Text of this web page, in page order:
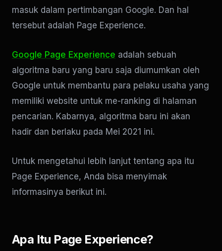
masuk dalam pertimbangan Google. Dan hal
tersebut adalah Page Experience.
Google Page Experience adalah sebuah
algoritma baru yang baru saja diumumkan oleh
Google untuk membantu para pelaku usaha yang
memiliki website untuk me-ranking di halaman
pencarian. Kabarnya, algoritma baru ini akan
hadir dan berlaku pada Mei 2021 ini.
Untuk mengetahui lebih lanjut tentang apa itu
Page Experience, Anda bisa menyimak
informasinya berikut ini.
Apa Itu Page Experience?